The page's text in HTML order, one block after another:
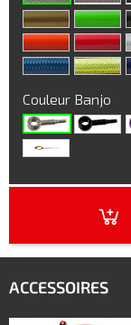
Couleur Banjo
ACCESSOIRES